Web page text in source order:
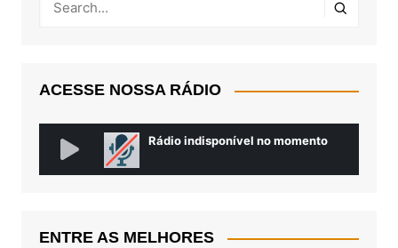
ACESSE NOSSA RÁDIO
ENTRE AS MELHORES